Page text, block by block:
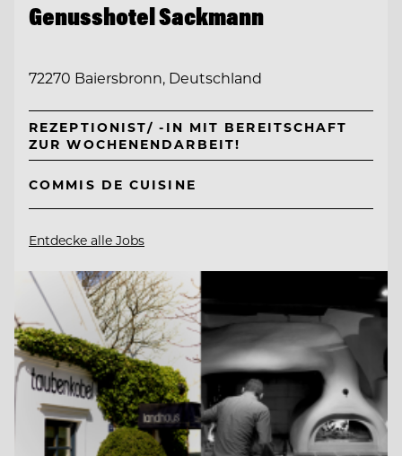
Genusshotel Sackmann
72270 Baiersbronn, Deutschland
REZEPTIONIST/ -IN MIT BEREITSCHAFT
ZUR WOCHENENDARBEIT!
COMMIS DE CUISINE
Entdecke alle Jobs